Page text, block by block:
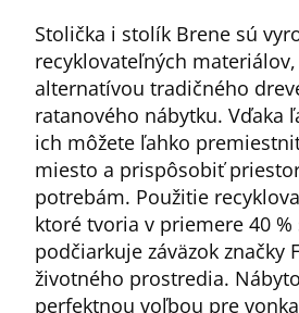
Stolička i stolík Brene sú
recyklovateľných
alternatívou tradičného
ratanového nábytku. Vďaka
ich môžete ľahko
miesto a prispôsobiť
potrebám. Použitie
ktoré tvoria v priemere 40
podčiarkuje záväzok značky
životného prostredia.
perfektnou voľbou pre